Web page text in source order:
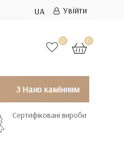
UA Увійти
0 0
З Нано камінням
Сертифіковані вироби